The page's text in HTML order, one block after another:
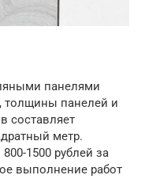
панелями
толщины панелей и
составляет
метр.
1500 рублей за
выполнение работ